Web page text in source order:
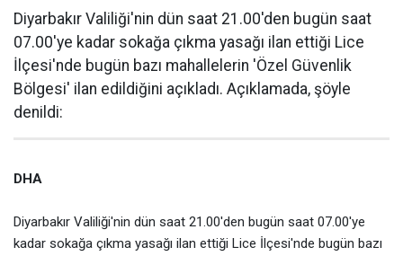
Diyarbakır Valiliği'nin dün saat 21.00'den bugün saat
07.00'ye kadar sokağa çıkma yasağı ilan ettiği Lice
İlçesi'nde bugün bazı mahallelerin 'Özel Güvenlik
Bölgesi' ilan edildiğini açıkladı. Açıklamada, şöyle
denildi:
DHA
Diyarbakır Valiliği'nin dün saat 21.00'den bugün saat 07.00'ye
kadar sokağa çıkma yasağı ilan ettiği Lice İlçesi'nde bugün bazı